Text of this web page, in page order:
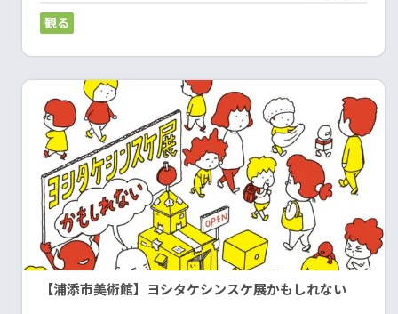
観る
【浦添市美術館】ヨシタケシンスケ展かもしれない